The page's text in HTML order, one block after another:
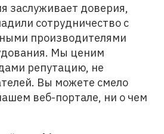
заслуживает доверия,
сотрудничество с
производителями
Мы ценим
репутацию, не
Вы можете смело
веб-портале, ни о чем